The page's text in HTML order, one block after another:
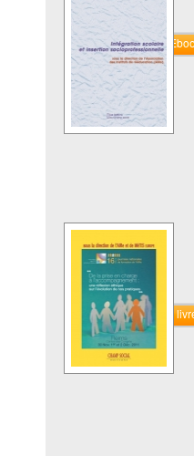
Commander
Commander le